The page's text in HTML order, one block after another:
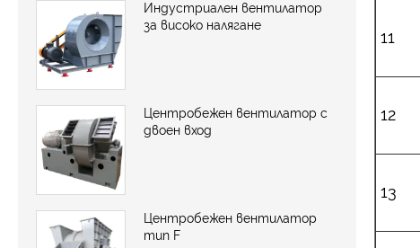
Индустриален вентилатор
за високо налягане
Центробежен вентилатор с
двоен вход
Центробежен вентилатор
тип F
11
12
13